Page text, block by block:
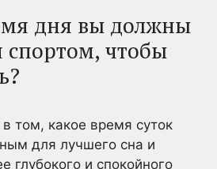
дня вы должны
спортом, чтобы
том, какое время суток
для лучшего сна и
глубокого и спокойного